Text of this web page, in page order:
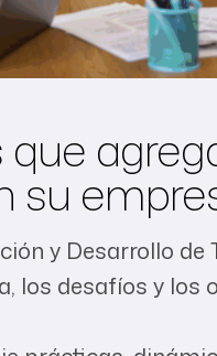
su
y Desarrollo de
los desafíos y los